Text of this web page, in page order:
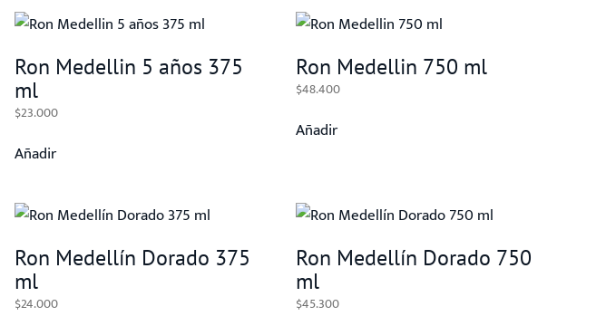
Ron Medellin 5 años 375
ml
$23.000
Añadir
Ron Medellin 750 ml
$48.400
Añadir
Ron Medellín Dorado 375
ml
$24.000
Ron Medellín Dorado 750
ml
$45.300